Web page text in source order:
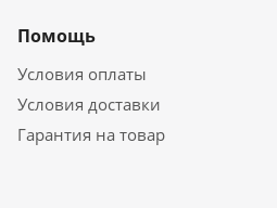
Помощь
Условия оплаты
Условия доставки
Гарантия на товар